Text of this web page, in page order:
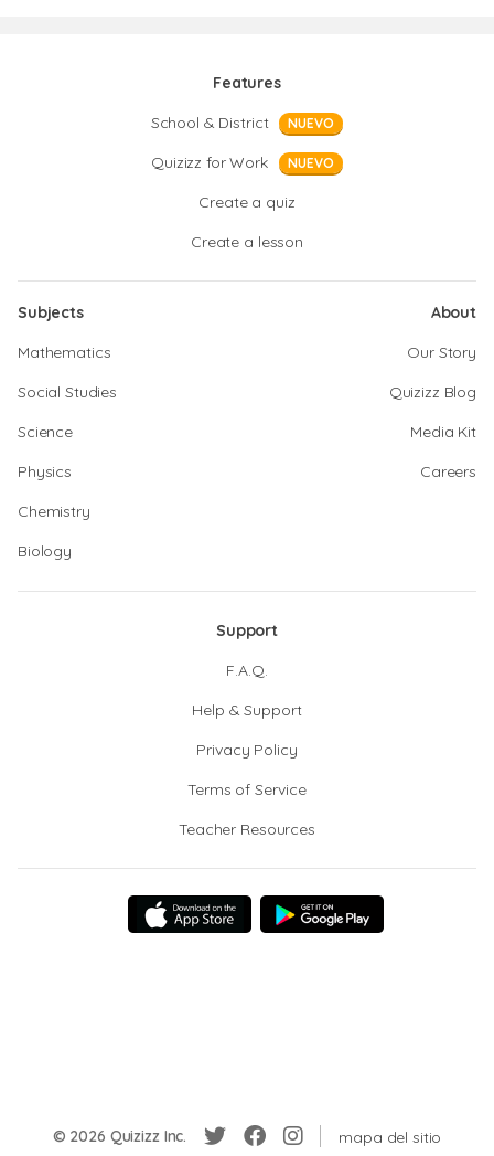
Features
School & District
NUEVO
Quizizz for Work NUEVO
Create a quiz
Create a lesson
Subjects
Mathematics
Social Studies
Science
Physics
Chemistry
Biology
About
Our Story
Quizizz Blog
Media Kit
Careers
Support
F.A.Q.
Help & Support
Privacy Policy
Terms of Service
Teacher Resources
© 2026 Quizizz Inc. mapa del sitio